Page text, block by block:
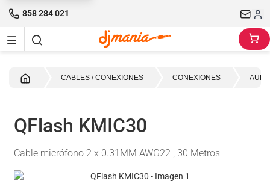
858 284 021
CABLES / CONEXIONES CONEXIONES
QFlash KMIC30
Cable micrófono 2 x 0.31MM AWG22 , 30 Metros